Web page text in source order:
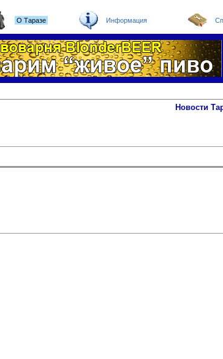
О Таразе Информация
Новости